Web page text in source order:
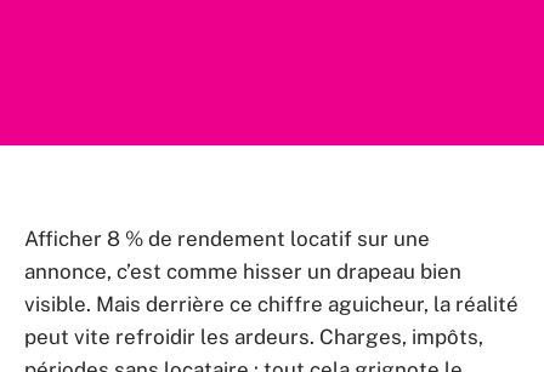
Afficher 8 % de rendement locatif sur une
annonce, c’est comme hisser un drapeau bien
visible. Mais derrière ce chiffre aguicheur, la réalité
peut vite refroidir les ardeurs. Charges, impôts,